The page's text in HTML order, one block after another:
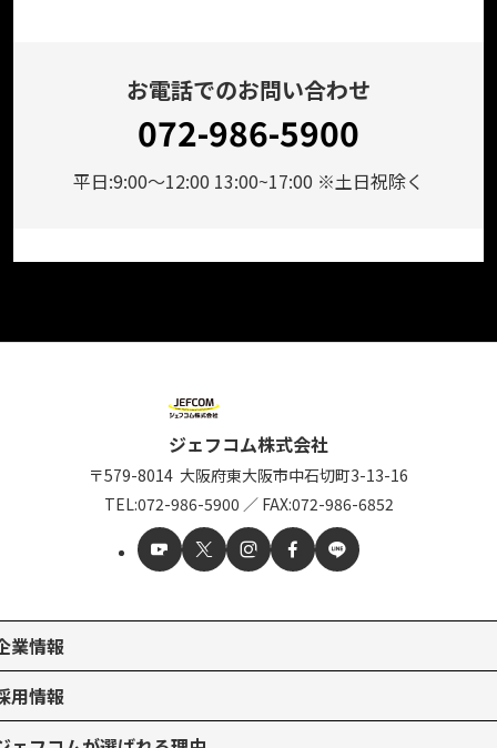
お電話でのお問い合わせ
072-986-5900
平日:9:00～12:00 13:00~17:00 ※土日祝除く
ジェフコム株式会社
〒579-8014 大阪府東大阪市中石切町3-13-16
TEL:072-986-5900 ／ FAX:072-986-6852
業情報
用情報